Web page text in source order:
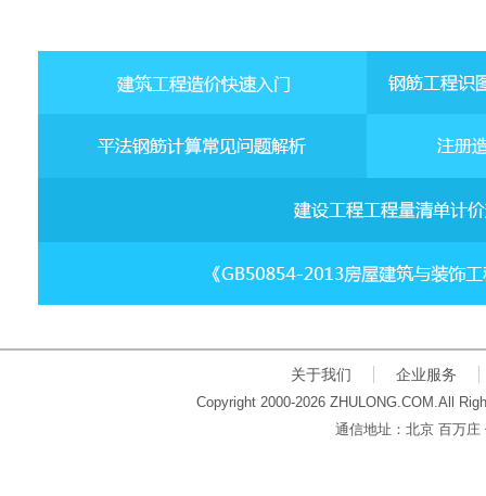
关于我们 企业服务
Copyright 2000-2026 ZHULONG.COM.All
通信地址：北京 百万